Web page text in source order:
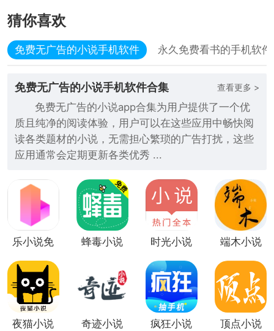
猜你喜欢
免费无广告的小说手机软件 永久免费看书的手机软件
免费无广告的小说手机软件合集 查看更多 >
免费无广告的小说app合集为用户提供了一个优
质且纯净的阅读体验，用户可以在这些应用中畅快阅
读各类题材的小说，无需担心繁琐的广告打扰，这些
应用通常会定期更新各类优秀 ...
乐小说免
蜂毒小说 时光小说 端木小说
夜猫小说 奇迹小说 疯狂小说 顶点小说